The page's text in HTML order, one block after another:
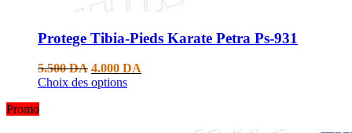
Protege Tibia-Pieds Karate Petra Ps-931
5.500DA 4.000 DA
Choix des options
Promo